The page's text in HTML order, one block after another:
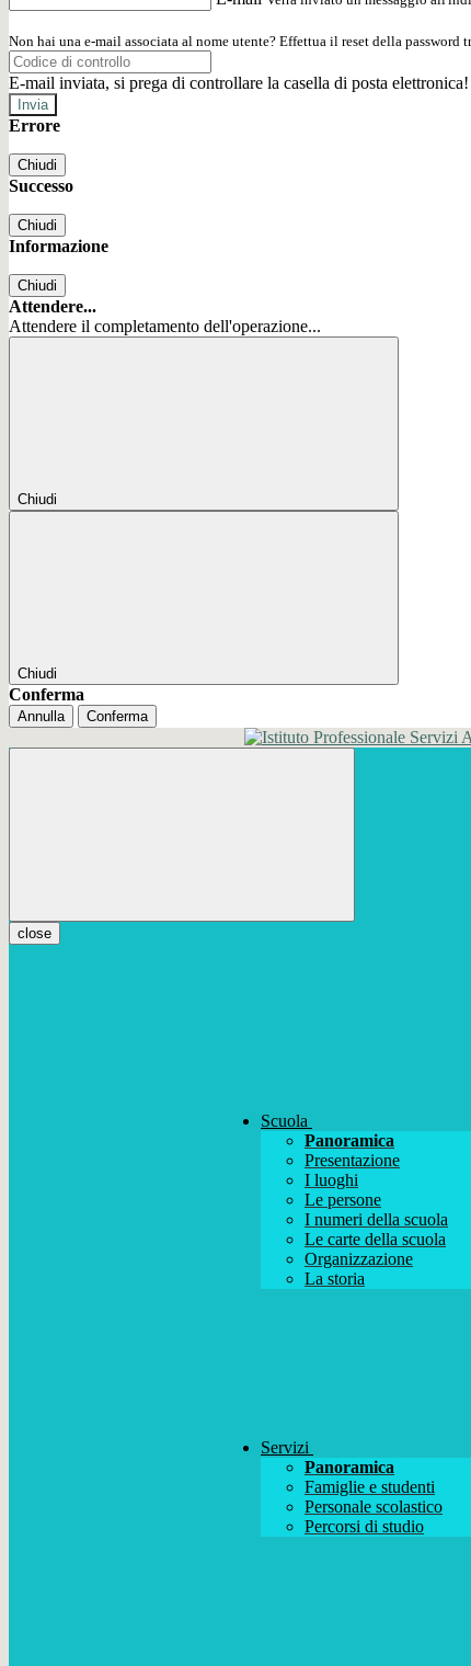
Non hai una e-mail associata al nome utente? Effettua il reset della password
E-mail inviata, si prega di controllare la casella di posta elettronica!
Errore
Chiudi
Successo
Chiudi
Informazione
Chiudi
Attendere...
Attendere il completamento dell'operazione...
Chiudi
Chiudi
Conferma
Annulla Conferma
close
Scuola
Panoramica
Presentazione
I luoghi
Le persone
I numeri della scuola
Le carte della scuola
Organizzazione
La storia
Servizi
Panoramica
Famiglie e studenti
Personale scolastico
Percorsi di studio